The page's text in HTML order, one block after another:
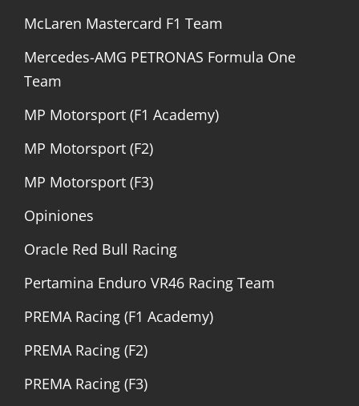
McLaren Mastercard F1 Team
Mercedes-AMG PETRONAS Formula One
Team
MP Motorsport (F1 Academy)
MP Motorsport (F2)
MP Motorsport (F3)
Opiniones
Oracle Red Bull Racing
Pertamina Enduro VR46 Racing Team
PREMA Racing (F1 Academy)
PREMA Racing (F2)
PREMA Racing (F3)